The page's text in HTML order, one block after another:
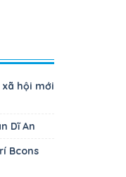
hội mới
Dĩ An
Bcons